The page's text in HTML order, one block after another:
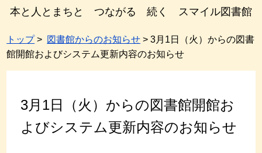
本と人とまちと つながる 続く スマイル図書館
トップ> 図書館からのお知らせ > 3月1日（火）からの図書
館開館およびシステム更新内容のお知らせ
3月1日（火）からの図書館開館お
よびシステム更新内容のお知らせ